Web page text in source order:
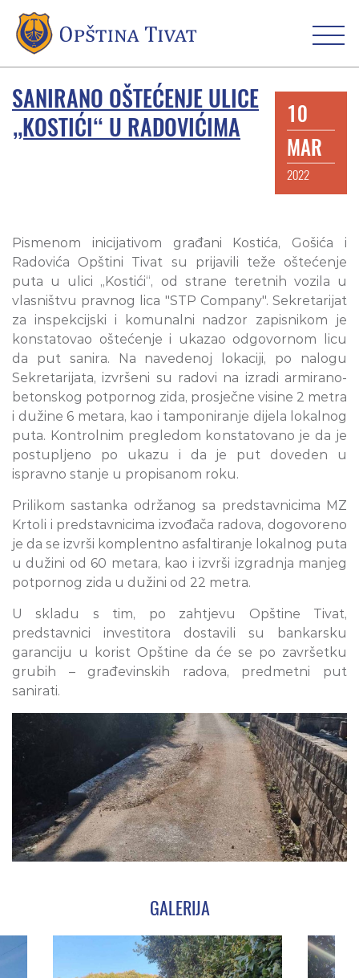
SANIRANO OŠTEĆENJE ULICE
„KOSTIĆI“ U RADOVIĆIMA
10
MAR
2022
Pismenom inicijativom građani Kostića, Gošića i
Radovića Opštini Tivat su prijavili teže oštećenje
puta u ulici „Kostići“, od strane teretnih vozila u
vlasništvu pravnog lica "STP Company". Sekretarijat
za inspekcijski i komunalni nadzor zapisnikom je
konstatovao oštećenje i ukazao odgovornom licu
da put sanira. Na navedenoj lokaciji, po nalogu
Sekretarijata, izvršeni su radovi na izradi armirano-
betonskog potpornog zida, prosječne visine 2 metra
i dužine 6 metara, kao i tamponiranje dijela lokalnog
puta. Kontrolnim pregledom konstatovano je da je
postupljeno po ukazu i da je put doveden u
ispravno stanje u propisanom roku.
Prilikom sastanka održanog sa predstavnicima MZ
Krtoli i predstavnicima izvođača radova, dogovoreno
je da se izvrši komplentno asfaltiranje lokalnog puta
u dužini od 60 metara, kao i izvrši izgradnja manjeg
potpornog zida u dužini od 22 metra.
U skladu s tim, po zahtjevu Opštine Tivat,
predstavnici investitora dostavili su bankarsku
garanciju u korist Opštine da će se po završetku
grubih – građevinskih radova, predmetni put
sanirati.
GALERIJA